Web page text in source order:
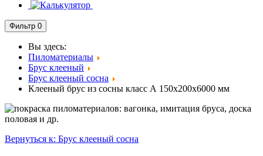
Фильтр 0
Вы здесь:
Пиломатериалы
Брус клееный
Брус клееный сосна
Клееный брус из сосны класс А 150x200x6000 мм
Вернуться к: Брус клееный сосна